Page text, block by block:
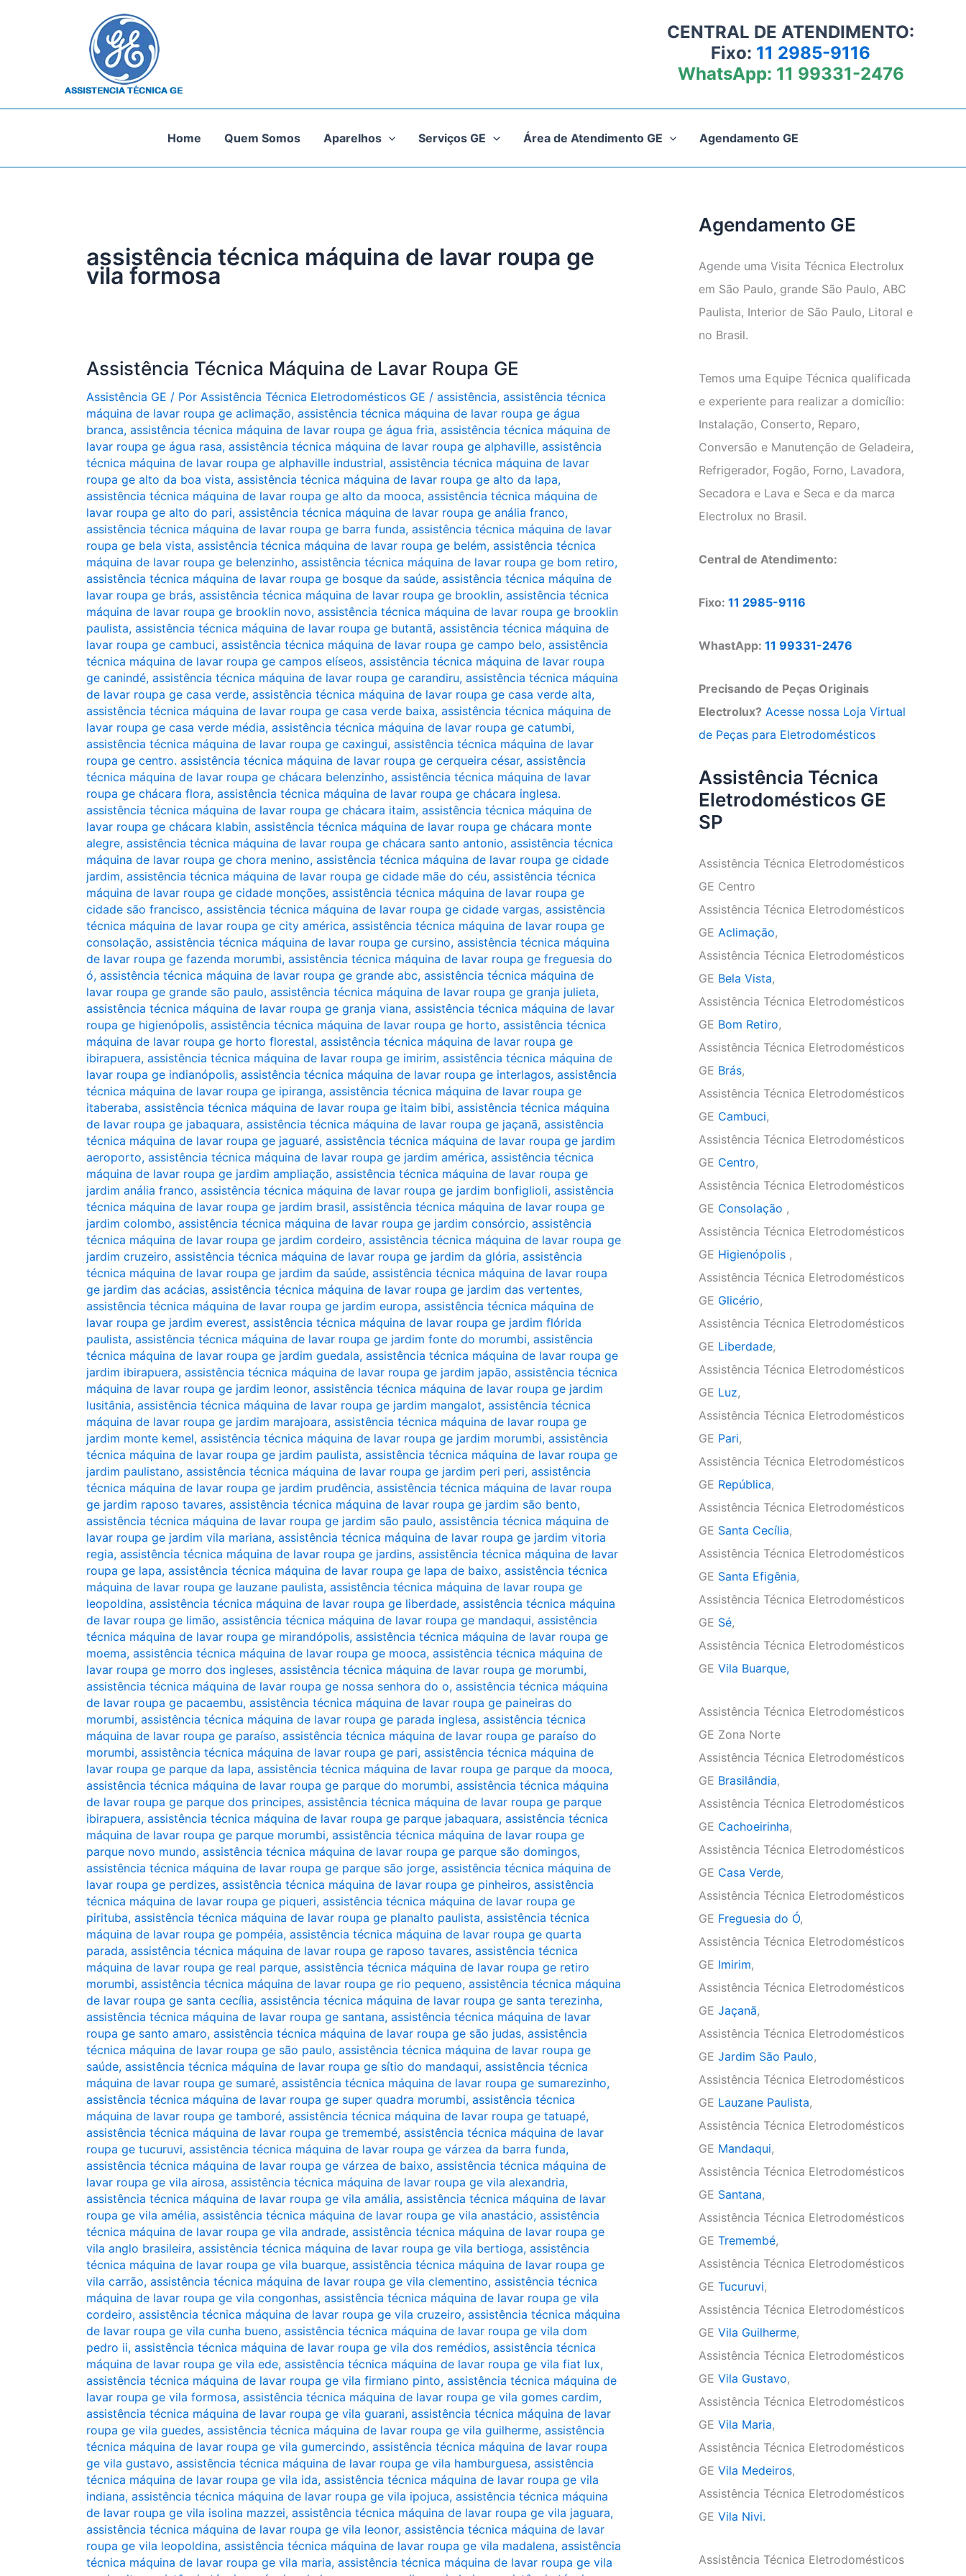
CENTRAL DE ATENDIMENTO:
Fixo: 11 2985-9116
WhatsApp: 11 99331-2476
Home Quem Somos Aparelhos Serviços GE Área de Atendimento GE Agendamento GE
assistência técnica máquina de lavar roupa ge
vila formosa
Assistência Técnica Máquina de Lavar Roupa GE
Assistência GE / Por Assistência Técnica Eletrodomésticos GE / assistência, assistência técnica
máquina de lavar roupa ge aclimação, assistência técnica máquina de lavar roupa ge água
branca, assistência técnica máquina de lavar roupa ge água fria, assistência técnica máquina de
lavar roupa ge água rasa, assistência técnica máquina de lavar roupa ge alphaville, assistência
técnica máquina de lavar roupa ge alphaville industrial, assistência técnica máquina de lavar
roupa ge alto da boa vista, assistência técnica máquina de lavar roupa ge alto da lapa,
assistência técnica máquina de lavar roupa ge alto da mooca, assistência técnica máquina de
lavar roupa ge alto do pari, assistência técnica máquina de lavar roupa ge anália franco,
assistência técnica máquina de lavar roupa ge barra funda, assistência técnica máquina de lavar
roupa ge bela vista, assistência técnica máquina de lavar roupa ge belém, assistência técnica
máquina de lavar roupa ge belenzinho, assistência técnica máquina de lavar roupa ge bom retiro,
assistência técnica máquina de lavar roupa ge bosque da saúde, assistência técnica máquina de
lavar roupa ge brás, assistência técnica máquina de lavar roupa ge brooklin, assistência técnica
máquina de lavar roupa ge brooklin novo, assistência técnica máquina de lavar roupa ge brooklin
paulista, assistência técnica máquina de lavar roupa ge butantã, assistência técnica máquina de
lavar roupa ge cambuci, assistência técnica máquina de lavar roupa ge campo belo, assistência
técnica máquina de lavar roupa ge campos elíseos, assistência técnica máquina de lavar roupa
ge canindé, assistência técnica máquina de lavar roupa ge carandiru, assistência técnica máquina
de lavar roupa ge casa verde, assistência técnica máquina de lavar roupa ge casa verde alta,
assistência técnica máquina de lavar roupa ge casa verde baixa, assistência técnica máquina de
lavar roupa ge casa verde média, assistência técnica máquina de lavar roupa ge catumbi,
assistência técnica máquina de lavar roupa ge caxingui, assistência técnica máquina de lavar
roupa ge centro. assistência técnica máquina de lavar roupa ge cerqueira césar, assistência
técnica máquina de lavar roupa ge chácara belenzinho, assistência técnica máquina de lavar
roupa ge chácara flora, assistência técnica máquina de lavar roupa ge chácara inglesa.
assistência técnica máquina de lavar roupa ge chácara itaim, assistência técnica máquina de
lavar roupa ge chácara klabin, assistência técnica máquina de lavar roupa ge chácara monte
alegre, assistência técnica máquina de lavar roupa ge chácara santo antonio, assistência técnica
máquina de lavar roupa ge chora menino, assistência técnica máquina de lavar roupa ge cidade
jardim, assistência técnica máquina de lavar roupa ge cidade mãe do céu, assistência técnica
máquina de lavar roupa ge cidade monções, assistência técnica máquina de lavar roupa ge
cidade são francisco, assistência técnica máquina de lavar roupa ge cidade vargas, assistência
técnica máquina de lavar roupa ge city américa, assistência técnica máquina de lavar roupa ge
consolação, assistência técnica máquina de lavar roupa ge cursino, assistência técnica máquina
de lavar roupa ge fazenda morumbi, assistência técnica máquina de lavar roupa ge freguesia do
ó, assistência técnica máquina de lavar roupa ge grande abc, assistência técnica máquina de
lavar roupa ge grande são paulo, assistência técnica máquina de lavar roupa ge granja julieta,
assistência técnica máquina de lavar roupa ge granja viana, assistência técnica máquina de lavar
roupa ge higienópolis, assistência técnica máquina de lavar roupa ge horto, assistência técnica
máquina de lavar roupa ge horto florestal, assistência técnica máquina de lavar roupa ge
ibirapuera, assistência técnica máquina de lavar roupa ge imirim, assistência técnica máquina de
lavar roupa ge indianópolis, assistência técnica máquina de lavar roupa ge interlagos, assistência
técnica máquina de lavar roupa ge ipiranga, assistência técnica máquina de lavar roupa ge
itaberaba, assistência técnica máquina de lavar roupa ge itaim bibi, assistência técnica máquina
de lavar roupa ge jabaquara, assistência técnica máquina de lavar roupa ge jaçanã, assistência
técnica máquina de lavar roupa ge jaguaré, assistência técnica máquina de lavar roupa ge jardim
aeroporto, assistência técnica máquina de lavar roupa ge jardim américa, assistência técnica
máquina de lavar roupa ge jardim ampliação, assistência técnica máquina de lavar roupa ge
jardim anália franco, assistência técnica máquina de lavar roupa ge jardim bonfiglioli, assistência
técnica máquina de lavar roupa ge jardim brasil, assistência técnica máquina de lavar roupa ge
jardim colombo, assistência técnica máquina de lavar roupa ge jardim consórcio, assistência
técnica máquina de lavar roupa ge jardim cordeiro, assistência técnica máquina de lavar roupa ge
jardim cruzeiro, assistência técnica máquina de lavar roupa ge jardim da glória, assistência
técnica máquina de lavar roupa ge jardim da saúde, assistência técnica máquina de lavar roupa
ge jardim das acácias, assistência técnica máquina de lavar roupa ge jardim das vertentes,
assistência técnica máquina de lavar roupa ge jardim europa, assistência técnica máquina de
lavar roupa ge jardim everest, assistência técnica máquina de lavar roupa ge jardim flórida
paulista, assistência técnica máquina de lavar roupa ge jardim fonte do morumbi, assistência
técnica máquina de lavar roupa ge jardim guedala, assistência técnica máquina de lavar roupa ge
jardim ibirapuera, assistência técnica máquina de lavar roupa ge jardim japão, assistência técnica
máquina de lavar roupa ge jardim leonor, assistência técnica máquina de lavar roupa ge jardim
lusitânia, assistência técnica máquina de lavar roupa ge jardim mangalot, assistência técnica
máquina de lavar roupa ge jardim marajoara, assistência técnica máquina de lavar roupa ge
jardim monte kemel, assistência técnica máquina de lavar roupa ge jardim morumbi, assistência
técnica máquina de lavar roupa ge jardim paulista, assistência técnica máquina de lavar roupa ge
jardim paulistano, assistência técnica máquina de lavar roupa ge jardim peri peri, assistência
técnica máquina de lavar roupa ge jardim prudência, assistência técnica máquina de lavar roupa
ge jardim raposo tavares, assistência técnica máquina de lavar roupa ge jardim são bento,
assistência técnica máquina de lavar roupa ge jardim são paulo, assistência técnica máquina de
lavar roupa ge jardim vila mariana, assistência técnica máquina de lavar roupa ge jardim vitoria
regia, assistência técnica máquina de lavar roupa ge jardins, assistência técnica máquina de lavar
roupa ge lapa, assistência técnica máquina de lavar roupa ge lapa de baixo, assistência técnica
máquina de lavar roupa ge lauzane paulista, assistência técnica máquina de lavar roupa ge
leopoldina, assistência técnica máquina de lavar roupa ge liberdade, assistência técnica máquina
de lavar roupa ge limão, assistência técnica máquina de lavar roupa ge mandaqui, assistência
técnica máquina de lavar roupa ge mirandópolis, assistência técnica máquina de lavar roupa ge
moema, assistência técnica máquina de lavar roupa ge mooca, assistência técnica máquina de
lavar roupa ge morro dos ingleses, assistência técnica máquina de lavar roupa ge morumbi,
assistência técnica máquina de lavar roupa ge nossa senhora do o, assistência técnica máquina
de lavar roupa ge pacaembu, assistência técnica máquina de lavar roupa ge paineiras do
morumbi, assistência técnica máquina de lavar roupa ge parada inglesa, assistência técnica
máquina de lavar roupa ge paraíso, assistência técnica máquina de lavar roupa ge paraíso do
morumbi, assistência técnica máquina de lavar roupa ge pari, assistência técnica máquina de
lavar roupa ge parque da lapa, assistência técnica máquina de lavar roupa ge parque da mooca,
assistência técnica máquina de lavar roupa ge parque do morumbi, assistência técnica máquina
de lavar roupa ge parque dos principes, assistência técnica máquina de lavar roupa ge parque
ibirapuera, assistência técnica máquina de lavar roupa ge parque jabaquara, assistência técnica
máquina de lavar roupa ge parque morumbi, assistência técnica máquina de lavar roupa ge
parque novo mundo, assistência técnica máquina de lavar roupa ge parque são domingos,
assistência técnica máquina de lavar roupa ge parque são jorge, assistência técnica máquina de
lavar roupa ge perdizes, assistência técnica máquina de lavar roupa ge pinheiros, assistência
técnica máquina de lavar roupa ge piqueri, assistência técnica máquina de lavar roupa ge
pirituba, assistência técnica máquina de lavar roupa ge planalto paulista, assistência técnica
máquina de lavar roupa ge pompéia, assistência técnica máquina de lavar roupa ge quarta
parada, assistência técnica máquina de lavar roupa ge raposo tavares, assistência técnica
máquina de lavar roupa ge real parque, assistência técnica máquina de lavar roupa ge retiro
morumbi, assistência técnica máquina de lavar roupa ge rio pequeno, assistência técnica máquina
de lavar roupa ge santa cecília, assistência técnica máquina de lavar roupa ge santa terezinha,
assistência técnica máquina de lavar roupa ge santana, assistência técnica máquina de lavar
roupa ge santo amaro, assistência técnica máquina de lavar roupa ge são judas, assistência
técnica máquina de lavar roupa ge são paulo, assistência técnica máquina de lavar roupa ge
saúde, assistência técnica máquina de lavar roupa ge sítio do mandaqui, assistência técnica
máquina de lavar roupa ge sumaré, assistência técnica máquina de lavar roupa ge sumarezinho,
assistência técnica máquina de lavar roupa ge super quadra morumbi, assistência técnica
máquina de lavar roupa ge tamboré, assistência técnica máquina de lavar roupa ge tatuapé,
assistência técnica máquina de lavar roupa ge tremembé, assistência técnica máquina de lavar
roupa ge tucuruvi, assistência técnica máquina de lavar roupa ge várzea da barra funda,
assistência técnica máquina de lavar roupa ge várzea de baixo, assistência técnica máquina de
lavar roupa ge vila airosa, assistência técnica máquina de lavar roupa ge vila alexandria,
assistência técnica máquina de lavar roupa ge vila amália, assistência técnica máquina de lavar
roupa ge vila amélia, assistência técnica máquina de lavar roupa ge vila anastácio, assistência
técnica máquina de lavar roupa ge vila andrade, assistência técnica máquina de lavar roupa ge
vila anglo brasileira, assistência técnica máquina de lavar roupa ge vila bertioga, assistência
técnica máquina de lavar roupa ge vila buarque, assistência técnica máquina de lavar roupa ge
vila carrão, assistência técnica máquina de lavar roupa ge vila clementino, assistência técnica
máquina de lavar roupa ge vila congonhas, assistência técnica máquina de lavar roupa ge vila
cordeiro, assistência técnica máquina de lavar roupa ge vila cruzeiro, assistência técnica máquina
de lavar roupa ge vila cunha bueno, assistência técnica máquina de lavar roupa ge vila dom
pedro ii, assistência técnica máquina de lavar roupa ge vila dos remédios, assistência técnica
máquina de lavar roupa ge vila ede, assistência técnica máquina de lavar roupa ge vila fiat lux,
assistência técnica máquina de lavar roupa ge vila firmiano pinto, assistência técnica máquina de
lavar roupa ge vila formosa, assistência técnica máquina de lavar roupa ge vila gomes cardim,
assistência técnica máquina de lavar roupa ge vila guarani, assistência técnica máquina de lavar
roupa ge vila guedes, assistência técnica máquina de lavar roupa ge vila guilherme, assistência
técnica máquina de lavar roupa ge vila gumercindo, assistência técnica máquina de lavar roupa
ge vila gustavo, assistência técnica máquina de lavar roupa ge vila hamburguesa, assistência
técnica máquina de lavar roupa ge vila ida, assistência técnica máquina de lavar roupa ge vila
indiana, assistência técnica máquina de lavar roupa ge vila ipojuca, assistência técnica máquina
de lavar roupa ge vila isolina mazzei, assistência técnica máquina de lavar roupa ge vila jaguara,
assistência técnica máquina de lavar roupa ge vila leonor, assistência técnica máquina de lavar
roupa ge vila leopoldina, assistência técnica máquina de lavar roupa ge vila madalena, assistência
técnica máquina de lavar roupa ge vila maria, assistência técnica máquina de lavar roupa ge vila
Agendamento GE
Agende uma Visita Técnica Electrolux
em São Paulo, grande São Paulo, ABC
Paulista, Interior de São Paulo, Litoral e
no Brasil.
Temos uma Equipe Técnica qualificada
e experiente para realizar a domicílio:
Instalação, Conserto, Reparo,
Conversão e Manutenção de Geladeira,
Refrigerador, Fogão, Forno, Lavadora,
Secadora e Lava e Seca e da marca
Electrolux no Brasil.
Central de Atendimento:
Fixo: 11 2985-9116
WhastApp: 11 99331-2476
Precisando de Peças Originais
Electrolux? Acesse nossa Loja Virtual
de Peças para Eletrodomésticos
Assistência Técnica
Eletrodomésticos GE
SP
Assistência Técnica Eletrodomésticos
GE Centro
Assistência Técnica Eletrodomésticos
GE Aclimação,
Assistência Técnica Eletrodomésticos
GE Bela Vista,
Assistência Técnica Eletrodomésticos
GE Bom Retiro,
Assistência Técnica Eletrodomésticos
GE Brás,
Assistência Técnica Eletrodomésticos
GE Cambuci,
Assistência Técnica Eletrodomésticos
GE Centro,
Assistência Técnica Eletrodomésticos
GE Consolação ,
Assistência Técnica Eletrodomésticos
GE Higienópolis ,
Assistência Técnica Eletrodomésticos
GE Glicério,
Assistência Técnica Eletrodomésticos
GE Liberdade,
Assistência Técnica Eletrodomésticos
GE Luz,
Assistência Técnica Eletrodomésticos
GE Pari,
Assistência Técnica Eletrodomésticos
GE República,
Assistência Técnica Eletrodomésticos
GE Santa Cecília,
Assistência Técnica Eletrodomésticos
GE Santa Efigênia,
Assistência Técnica Eletrodomésticos
GE Sé,
Assistência Técnica Eletrodomésticos
GE Vila Buarque,
Assistência Técnica Eletrodomésticos
GE Zona Norte
Assistência Técnica Eletrodomésticos
GE Brasilândia,
Assistência Técnica Eletrodomésticos
GE Cachoeirinha,
Assistência Técnica Eletrodomésticos
GE Casa Verde,
Assistência Técnica Eletrodomésticos
GE Freguesia do Ó,
Assistência Técnica Eletrodomésticos
GE Imirim,
Assistência Técnica Eletrodomésticos
GE Jaçanã,
Assistência Técnica Eletrodomésticos
GE Jardim São Paulo,
Assistência Técnica Eletrodomésticos
GE Lauzane Paulista,
Assistência Técnica Eletrodomésticos
GE Mandaqui,
Assistência Técnica Eletrodomésticos
GE Santana,
Assistência Técnica Eletrodomésticos
GE Tremembé,
Assistência Técnica Eletrodomésticos
GE Tucuruvi,
Assistência Técnica Eletrodomésticos
GE Vila Guilherme,
Assistência Técnica Eletrodomésticos
GE Vila Gustavo,
Assistência Técnica Eletrodomésticos
GE Vila Maria,
Assistência Técnica Eletrodomésticos
GE Vila Medeiros,
Assistência Técnica Eletrodomésticos
GE Vila Nivi.
Assistência Técnica Eletrodomésticos